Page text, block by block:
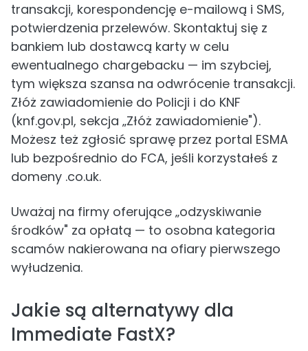
transakcji, korespondencję e-mailową i SMS,
potwierdzenia przelewów. Skontaktuj się z
bankiem lub dostawcą karty w celu
ewentualnego chargebacku — im szybciej,
tym większa szansa na odwrócenie transakcji.
Złóż zawiadomienie do Policji i do KNF
(knf.gov.pl, sekcja „Złóż zawiadomienie").
Możesz też zgłosić sprawę przez portal ESMA
lub bezpośrednio do FCA, jeśli korzystałeś z
domeny .co.uk.
Uważaj na firmy oferujące „odzyskiwanie
środków" za opłatą — to osobna kategoria
scamów nakierowana na ofiary pierwszego
wyłudzenia.
Jakie są alternatywy dla
Immediate FastX?